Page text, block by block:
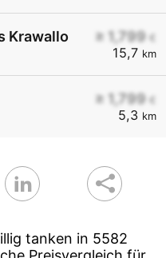
≥ 1,799 €
15,7 km
Krawallo
≥ 1,799 €
5,3 km
tanken in 5582